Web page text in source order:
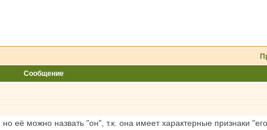
Сообщение
её можно назвать "он", т.к. она имеет характерные признаки